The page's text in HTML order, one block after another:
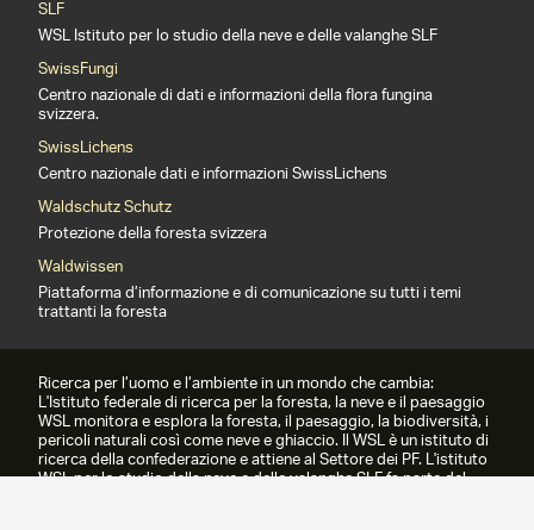
SLF
WSL Istituto per lo studio della neve e delle valanghe SLF
SwissFungi
Centro nazionale di dati e informazioni della flora fungina
svizzera.
SwissLichens
Centro nazionale dati e informazioni SwissLichens
Waldschutz Schutz
Protezione della foresta svizzera
Waldwissen
Piattaforma d’informazione e di comunicazione su tutti i temi
trattanti la foresta
Ricerca per l’uomo e l’ambiente in un mondo che cambia:
L'Istituto federale di ricerca per la foresta, la neve e il paesaggio
WSL monitora e esplora la foresta, il paesaggio, la biodiversità, i
pericoli naturali così come neve e ghiaccio. Il WSL è un istituto di
ricerca della confederazione e attiene al Settore dei PF. L'istituto
WSL per lo studio della neve e delle valanghe SLF fa parte del